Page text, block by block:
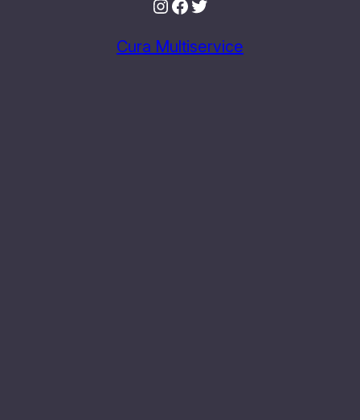
Instagram
Facebook
Twitter
Cura Multiservice